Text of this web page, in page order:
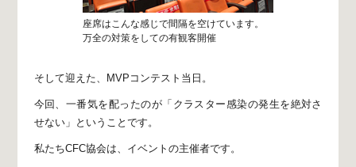
座席はこんな感じで間隔を空けています。
万全の対策をしての有観客開催
そして迎えた、MVPコンテスト当日。
今回、一番気を配ったのが 「クラスター感染の発生を絶対さ
せない」 ということです。
私たちCFC協会は、イベントの主催者です。